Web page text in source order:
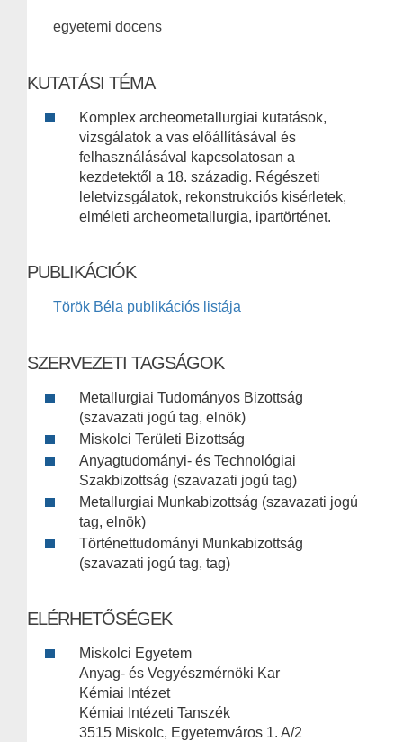
egyetemi docens
KUTATÁSI TÉMA
Komplex archeometallurgiai kutatások,
vizsgálatok a vas előállításával és
felhasználásával kapcsolatosan a
kezdetektől a 18. századig. Régészeti
leletvizsgálatok, rekonstrukciós kisérletek,
elméleti archeometallurgia, ipartörténet.
PUBLIKÁCIÓK
Török Béla publikációs listája
SZERVEZETI TAGSÁGOK
Metallurgiai Tudományos Bizottság
(szavazati jogú tag, elnök)
Miskolci Területi Bizottság
Anyagtudományi- és Technológiai
Szakbizottság (szavazati jogú tag)
Metallurgiai Munkabizottság (szavazati jogú
tag, elnök)
Történettudományi Munkabizottság
(szavazati jogú tag, tag)
ELÉRHETŐSÉGEK
Miskolci Egyetem
Anyag- és Vegyészmérnöki Kar
Kémiai Intézet
Kémiai Intézeti Tanszék
3515 Miskolc, Egyetemváros 1. A/2